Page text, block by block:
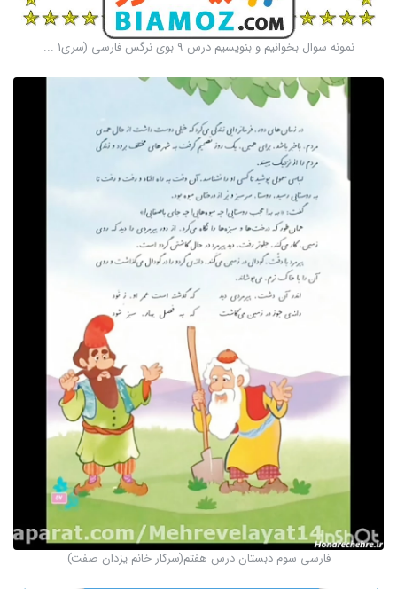
نمونه سوال بخوانیم و بنویسیم درس 9 بوی نرگس فارسی (سری1 ...
فارسى سوم دبستان درس هفتم(سركار خانم يزدان صفت)